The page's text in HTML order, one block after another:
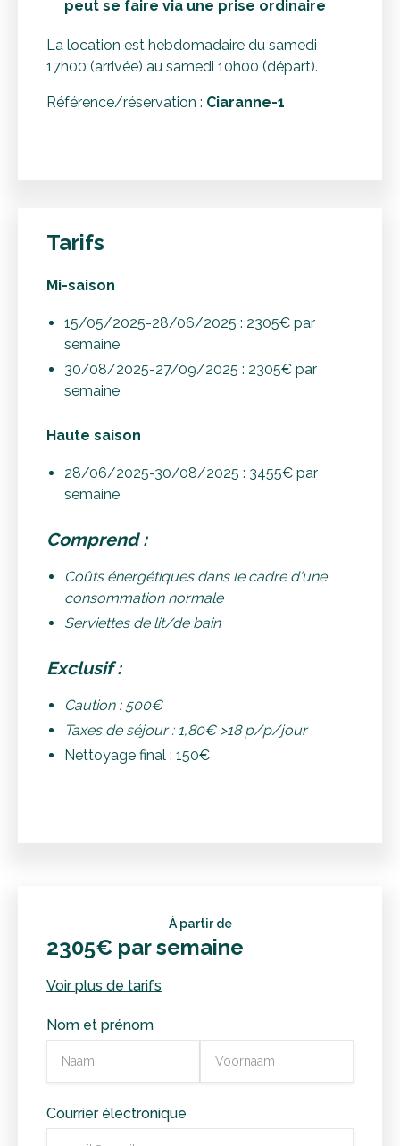
peut se faire via une prise ordinaire
La location est hebdomadaire du samedi
17h00 (arrivée) au samedi 10h00 (départ).
Référence/réservation : Ciaranne-1
Tarifs
Mi-saison
15/05/2025-28/06/2025 : 2305€ par
semaine
30/08/2025-27/09/2025 : 2305€ par
semaine
Haute saison
28/06/2025-30/08/2025 : 3455€ par
semaine
Comprend :
Coûts énergétiques dans le cadre d'une
consommation normale
Serviettes de lit/de bain
Exclusif :
Caution : 500€
Taxes de séjour : 1,80€ >18 p/p/jour
Nettoyage final : 150€
À partir de
2305€ par semaine
Voir plus de tarifs
Nom et prénom
Courrier électronique